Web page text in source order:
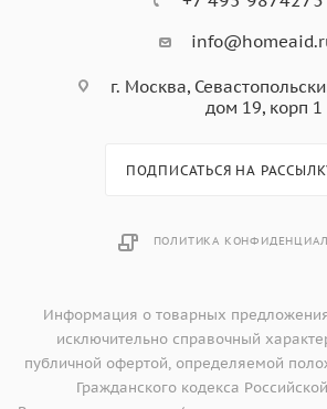
г. Москва,
дом 19, корп 1
ПОДПИСАТЬСЯ НА
ПОЛИТИКА
Информация о товарных
исключительно справочный
публичной офертой, определяемой
Гражданского кодекса